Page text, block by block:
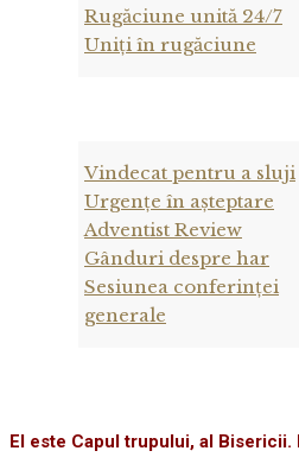
Rugăciune unită 24/7
Uniți în rugăciune
Vindecat pentru a sluji
Urgențe în așteptare
Adventist Review
Gânduri despre har
Sesiunea conferinței
generale
El este Capul trupului, al